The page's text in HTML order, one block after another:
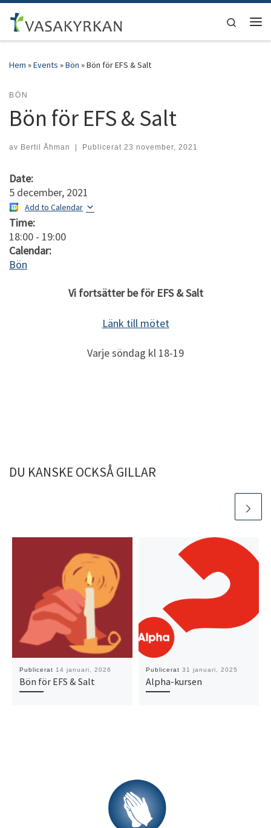
Hoppa till innehåll
Search
Hem »Events »Bön »Bön för EFS & Salt
BÖN
Bön för EFS & Salt
av Bertil Åhman | Publicerat 23 november, 2021
Date:
5 december, 2021
Add to Calendar
Time:
18:00 - 19:00
Calendar:
Bön
Vi fortsätter be för EFS & Salt
Länk till mötet
Varje söndag kl 18-19
DU KANSKE OCKSÅ GILLAR
Publicerat 14 januari, 2026
Bön för EFS & Salt
Publicerat 31 januari, 2025
Alpha-kursen